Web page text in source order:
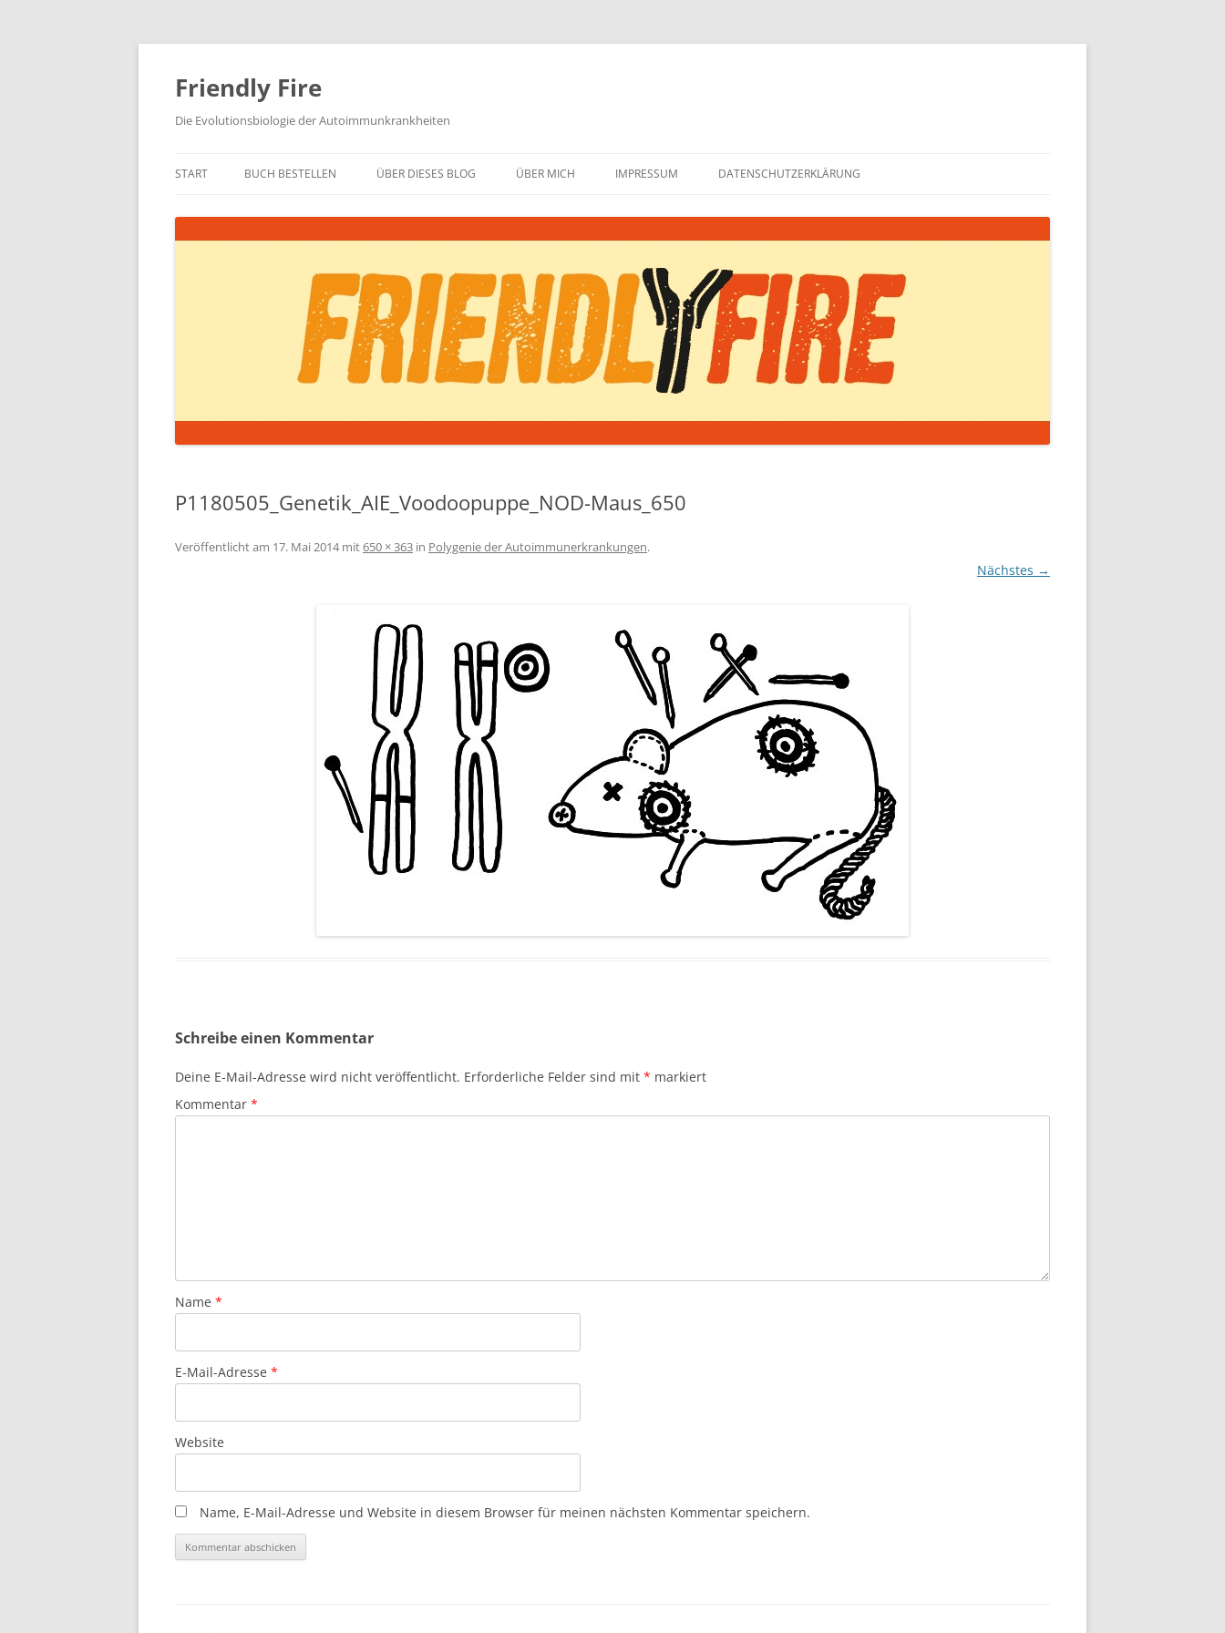
Zum
springen
Friendly Fire
Die Evolutionsbiologie der Autoimmunkrankheiten
START BUCH BESTELLEN ÜBER DIESES BLOG ÜBER MICH IMPRESSUM DATENSCHUTZERKLÄRUNG
P1180505_Genetik_AIE_Voodoopuppe_NOD-Maus_650
Veröffentlicht am 17. Mai 2014mit650 × 363 in Polygenie der Autoimmunerkrankungen.
Nächstes →
Schreibe einen Kommentar
Deine E-Mail-Adresse wird nicht veröffentlicht. Erforderliche Felder sind mit * markiert
Kommentar *
Name *
E-Mail-Adresse *
Website
Name, E-Mail-Adresse und Website in diesem Browser für meinen nächsten Kommentar speichern.